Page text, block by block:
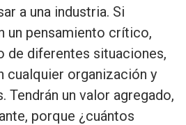
a una industria. Si
un pensamiento crítico,
de diferentes situaciones,
cualquier organización y
Tendrán un valor agregado,
porque ¿cuántos